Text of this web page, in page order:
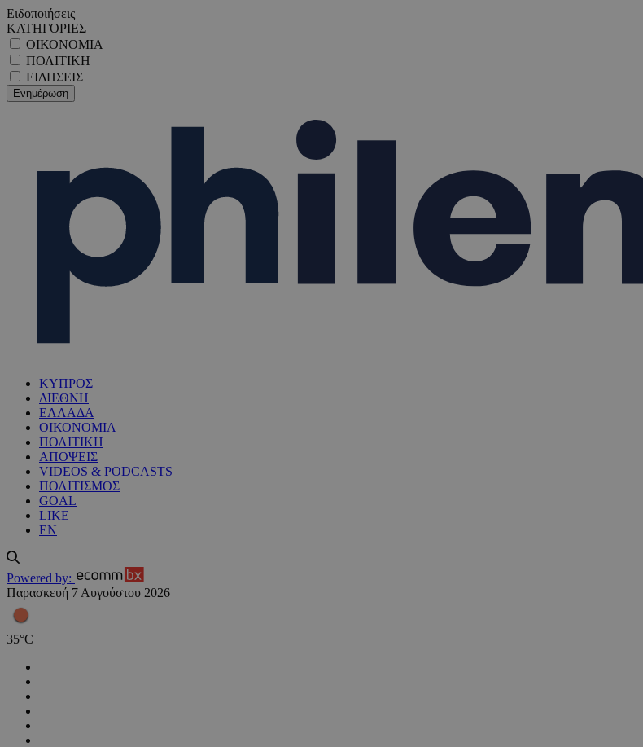
Ειδοποιήσεις
ΚΑΤΗΓΟΡΙΕΣ
ΟΙΚΟΝΟΜΙΑ
ΠΟΛΙΤΙΚΗ
ΕΙΔΗΣΕΙΣ
ΚΥΠΡΟΣ
ΔΙΕΘΝΗ
ΕΛΛΑΔΑ
ΟΙΚΟΝΟΜΙΑ
ΠΟΛΙΤΙΚΗ
ΑΠΟΨΕΙΣ
VIDEOS & PODCASTS
ΠΟΛΙΤΙΣΜΟΣ
GOAL
LIKE
EN
Powered by:
Παρασκευή 7 Αυγούστου 2026
35°C